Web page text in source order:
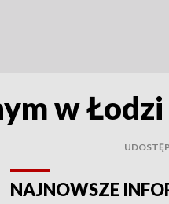
w Łodzi
NAJNOWSZE